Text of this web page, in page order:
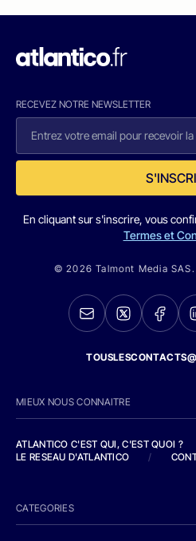
RECEVEZ NOTRE NEWSLETTER
En cliquant sur s'inscrire, vous
Termes et
© 2026 Talmont Media
MIEUX NOUS CONNAITRE
ATLANTICO C'EST QUI, C'EST QUOI ?
LE RESEAU D'ATLANTICO
/
CATEGORIES